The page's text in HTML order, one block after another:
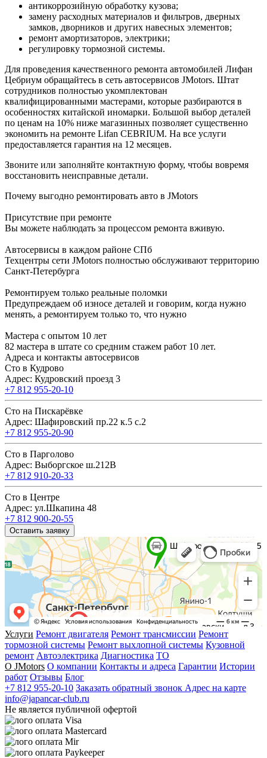
антикоррозийную обработку кузова;
замену расходных материалов и фильтров, дверных
замков, дворников и других навесных элементов;
ремонт амортизаторов, электрики;
регулировку тормозной системы.
Для проведения качественного ремонта автомобилей Лифан
Цебриум обращайтесь в сеть автосервисов JMotors. Штат
сотрудников полностью укомплектован
квалифицированными мастерами, которые разбираются в
особенностях китайской иномарки. Большой выбор деталей
по ценам на 10% ниже магазинных позволяет существенно
экономить на ремонте Lifan CEBRIUM. На все услуги
предоставляется гарантия на 12 месяцев.
Звоните или заполняйте контактную форму, чтобы вовремя
восстановить неисправные детали.
Почему выгодно ремонтировать авто в JMotors
Присутствие при ремонте
Вы можете наблюдать за процессом ремонта вживую.
Автосервисы в каждом районе СПб
Техцентры сети JMotors полностью обслуживают территорию
Санкт-Петербурга
Ремонтируем только реальные поломки
Предупреждаем об износе деталей и говорим, когда нужно
менять, а ремонтируем только то, что нужно
Мастера с опытом 10 лет
82 мастера в штате со средним стажем работ 10 лет.
Адреса и контакты автосервисов
Сто в Кудрово
Адрес: Кудровский проезд 3
+7 812 955-20-10
Сто на Пискарёвке
Адрес: Шафировский пр.22 к.5 с.2
+7 812 955-20-90
Сто в Парголово
Адрес: Выборгское ш.212В
+7 812 910-20-33
Сто в Центре
Адрес: ул.Шкапина 48
+7 812 900-20-55
Оставить заявку
Услуги Ремонт двигателя Ремонт трансмиссии Ремонт
тормозной системы Ремонт выхлопной системы Кузовной
ремонт Автоэлектрика Диагностика ТО
О JMotors О компании Контакты и адреса Гарантии Истории
работ Отзывы Блог
+7 812 955-20-10 Заказать обратный звонок Адрес на карте
info@japancar-club.ru
Не является публичной офертой